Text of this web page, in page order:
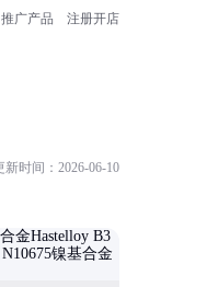
推广产品 注册开店
新时间：2026-06-10